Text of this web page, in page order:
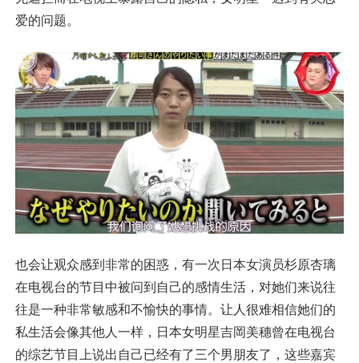
爱的问题。
也会让观众感到非常的困惑，有一次日本女演员杉原杏璃
在电视台的节目中被问到自己的感情生活，对她们来说往
往是一种非常敏感和不愉快的事情。让人很难相信她们的
私生活会像其他人一样，日本女明星吉岡美穗曾在电视台
的综艺节目上说出自己已经有了三个男朋友了，这些嘉宾